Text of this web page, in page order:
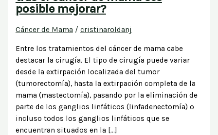
posible mejorar?
Cáncer de Mama / cristinaroldanj
Entre los tratamientos del cáncer de mama cabe
destacar la cirugía. El tipo de cirugía puede variar
desde la extirpación localizada del tumor
(tumorectomía), hasta la extirpación completa de la
mama (mastectomía), pasando por la eliminación de
parte de los ganglios linfáticos (linfadenectomía) o
incluso todos los ganglios linfáticos que se
encuentran situados en la […]